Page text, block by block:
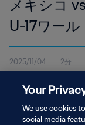
メキシコ
U-17ワー
ハイライト
2025/11/04 2分
11月4日（火）現
行われたメキシコ
Your
We use cookies
social media